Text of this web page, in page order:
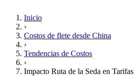
Inicio
›
Costos de flete desde China
›
Tendencias de Costos
›
Impacto Ruta de la Seda en Tarifas